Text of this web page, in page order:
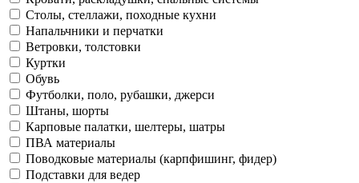
Столы, стеллажи, походные кухни
Напальчники и перчатки
Ветровки, толстовки
Куртки
Обувь
Футболки, поло, рубашки, джерси
Штаны, шорты
Карповые палатки, шелтеры, шатры
ПВА материалы
Поводковые материалы (карпфишинг, фидер)
Подставки для ведер